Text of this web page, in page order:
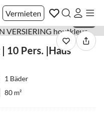
Vermieten
10 Pers. |Haus
1 Bäder
80 m²